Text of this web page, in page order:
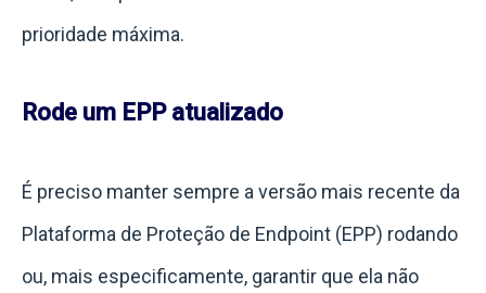
prioridade máxima.
Rode um EPP atualizado
É preciso manter sempre a versão mais recente da
Plataforma de Proteção de Endpoint (EPP) rodando
ou, mais especificamente, garantir que ela não